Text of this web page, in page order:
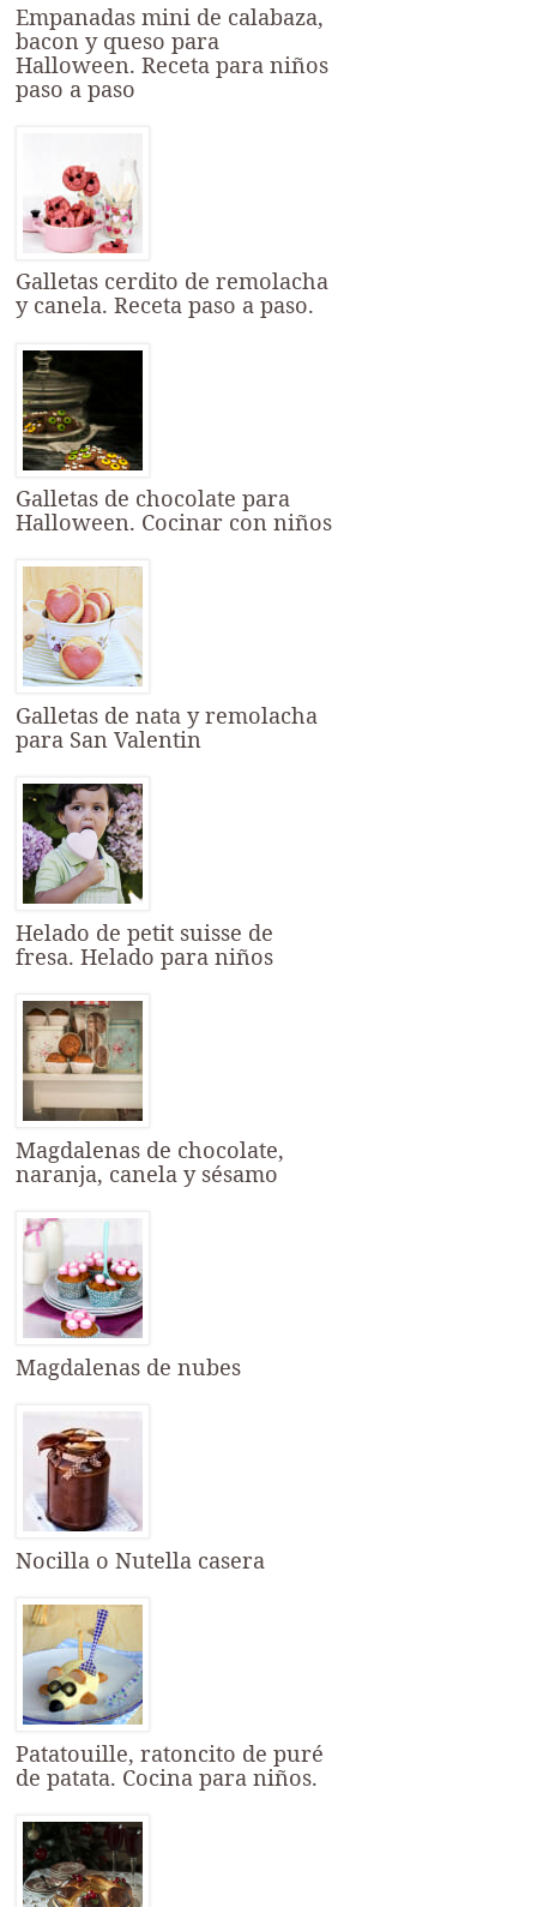
Empanadas mini de calabaza,
bacon y queso para
Halloween. Receta para niños
paso a paso
Galletas cerdito de remolacha
y canela. Receta paso a paso.
Galletas de chocolate para
Halloween. Cocinar con niños
Galletas de nata y remolacha
para San Valentin
Helado de petit suisse de
fresa. Helado para niños
Magdalenas de chocolate,
naranja, canela y sésamo
Magdalenas de nubes
Nocilla o Nutella casera
Patatouille, ratoncito de puré
de patata. Cocina para niños.